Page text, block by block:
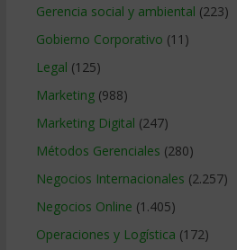
Gerencia social y ambiental (223)
Gobierno Corporativo (11)
Legal (125)
Marketing(988)
Marketing Digital (247)
Métodos Gerenciales (280)
Negocios Internacionales (2.257)
Negocios Online (1.405)
Operaciones y Logística (172)